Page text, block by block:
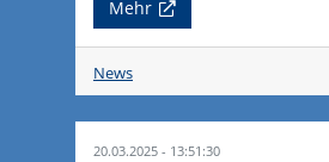
Mehr
News
20.03.2025 - 13:51:30